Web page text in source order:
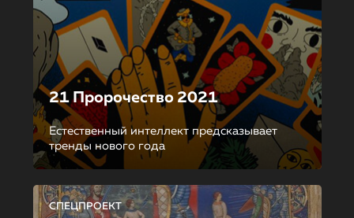
21 Пророчество 2021
Естественный интеллект предсказывает
тренды нового года
СПЕЦПРОЕКТ